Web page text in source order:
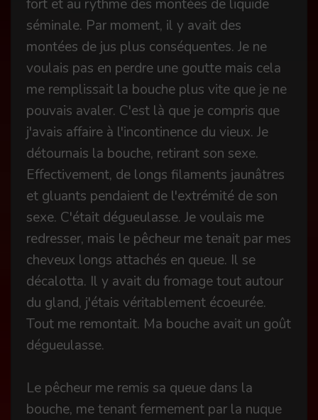
fort et au rythme des montées de liquide
séminale. Par moment, il y avait des
montées de jus plus conséquentes. Je ne
voulais pas en perdre une goutte mais cela
me remplissait la bouche plus vite que je ne
pouvais avaler. C'est là que je compris que
j'avais affaire à l'incontinence du vieux. Je
détournais la bouche, retirant son sexe.
Effectivement, de longs filaments jaunâtres
et gluants pendaient de l'extrémité de son
sexe. C'était dégueulasse. Je voulais me
redresser, mais le pêcheur me tenait par mes
cheveux longs attachés en queue. Il se
décalotta. Il y avait du fromage tout autour
du gland, j'étais véritablement écoeurée.
Tout me remontait. Ma bouche avait un goût
dégueulasse.
Le pêcheur me remis sa queue dans la
bouche, me tenant fermement par la nuque